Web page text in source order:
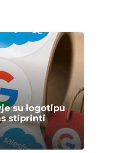
su logotipu
stiprinti